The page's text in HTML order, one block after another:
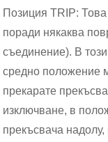
Позиция TRIP:
поради някаква
съединение). В
средно положение
прекарате
изключване, в
прекъсвача надолу,